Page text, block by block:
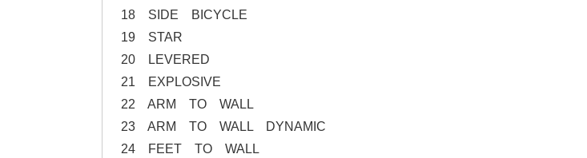
18 SIDE BICYCLE
19 STAR
20 LEVERED
21 EXPLOSIVE
22 ARM TO WALL
23 ARM TO WALL DYNAMIC
24 FEET TO WALL